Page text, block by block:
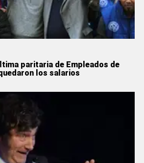
paritaria de Empleados de
los salarios